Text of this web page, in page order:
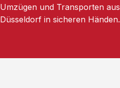
Umzügen und Transporten aus
Düsseldorf in sicheren Händen.